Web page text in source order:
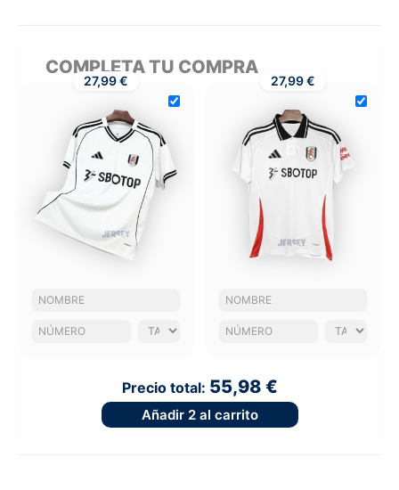
COMPLETA TU COMPRA
27,99 € 27,99 €
Precio total: 55,98 €
Añadir 2al carrito